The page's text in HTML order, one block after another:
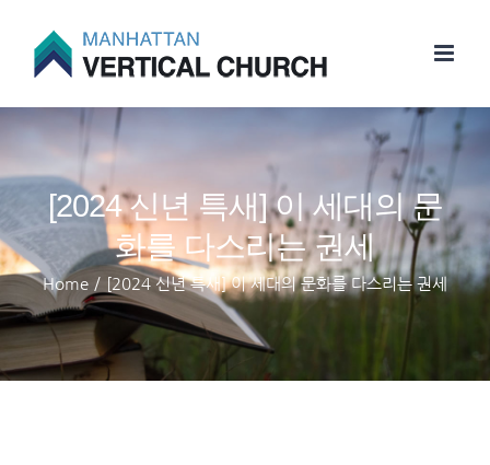
[2024 신년 특새] 이 세대의 문
화를 다스리는 권세
Home / [2024 신년 특새] 이 세대의 문화를 다스리는 권세